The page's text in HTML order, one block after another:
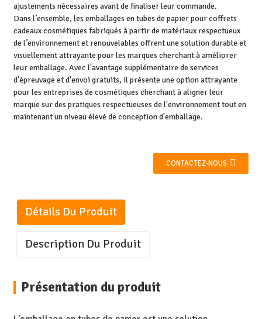
ajustements nécessaires avant de finaliser leur commande.
Dans l’ensemble, les emballages en tubes de papier pour coffrets
cadeaux cosmétiques fabriqués à partir de matériaux respectueux
de l’environnement et renouvelables offrent une solution durable et
visuellement attrayante pour les marques cherchant à améliorer
leur emballage. Avec l'avantage supplémentaire de services
d'épreuvage et d'envoi gratuits, il présente une option attrayante
pour les entreprises de cosmétiques cherchant à aligner leur
marque sur des pratiques respectueuses de l'environnement tout en
maintenant un niveau élevé de conception d'emballage.
CONTACTEZ-NOUS
Détails Du Produit
Description Du Produit
Présentation du produit